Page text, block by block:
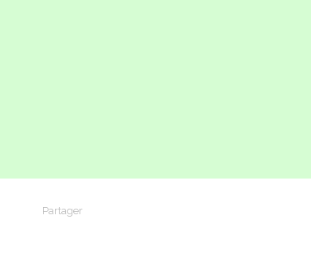
Partager